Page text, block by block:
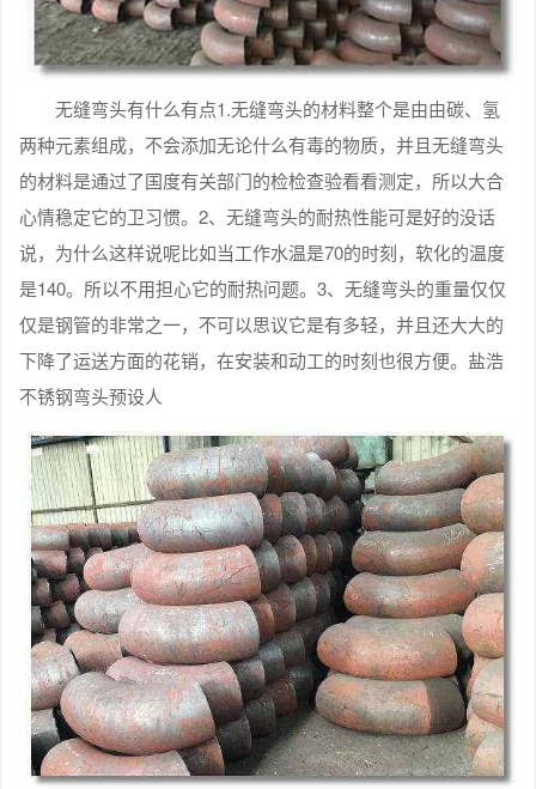
无缝弯头有什么有点1.无缝弯头的材料整个是由由碳、氢
两种元素组成，不会添加无论什么有毒的物质，并且无缝弯头
的材料是通过了国度有关部门的检检查验看看测定，所以大合
心情稳定它的卫习惯。2、无缝弯头的耐热性能可是好的没话
说，为什么这样说呢比如当工作水温是70的时刻，软化的温度
是140。所以不用担心它的耐热问题。3、无缝弯头的重量仅仅
仅是钢管的非常之一，不可以思议它是有多轻，并且还大大的
下降了运送方面的花销，在安装和动工的时刻也很方便。盐浩
不锈钢弯头预设人